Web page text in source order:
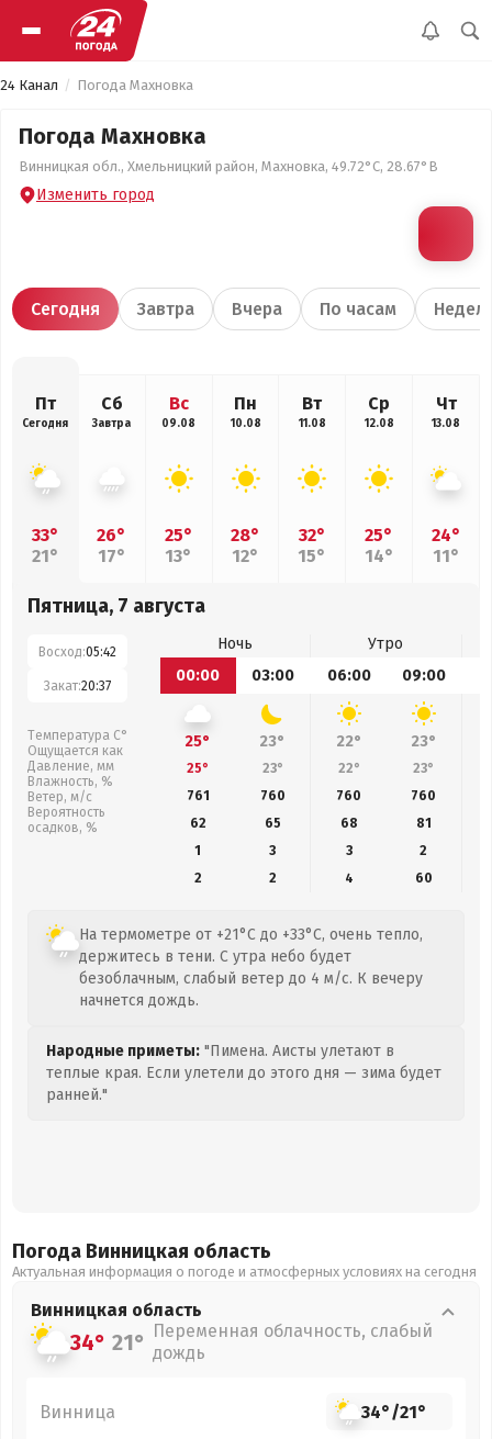
24 Канал Погода Махновка
Погода Махновка
Винницкая обл., Хмельницкий район, Махновка, 49.72°С, 28.67°В
Изменить город
Сегодня Завтра Вчера По часам
Пт
Сегодня
33°
21°
Сб
Завтра
26°
17°
Вс
09.08
25°
13°
Пн
10.08
28°
12°
Вт
11.08
32°
15°
Ср
12.08
25°
14°
Чт
13.08
24°
11°
Пятница, 7 августа
Восход:05:42
Закат:20:37
Температура С°
Ощущается как
Давление, мм
Влажность, %
Ветер, м/с
Вероятность
осадков, %
Ночь
Утро
00:00
03:00 06:00 09:00
25° 23° 22° 23°
25° 23° 22° 23°
761
760 760 760
62
65 68 81
1
3 3
2
2
2 4 60
На термометре от +21°C до +33°C, очень тепло,
держитесь в тени. С утра небо будет
безоблачным, слабый ветер до 4 м/с. К вечеру
начнется дождь.
Народные приметы: "Пимена. Аисты улетают в
теплые края. Если улетели до этого дня — зима будет
ранней."
Погода Винницкая область
Актуальная информация о погоде и атмосферных условиях на сегодня
Винницкая область
34° 21° Переменная облачность, слабый
дождь
Винница 34°/21°